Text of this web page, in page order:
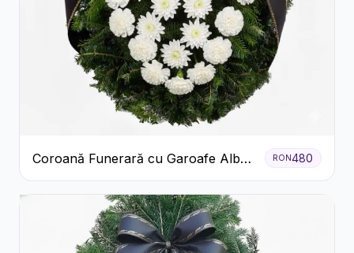
Coroană Funerară cu Garoafe Albe
și Crizanteme
RON480